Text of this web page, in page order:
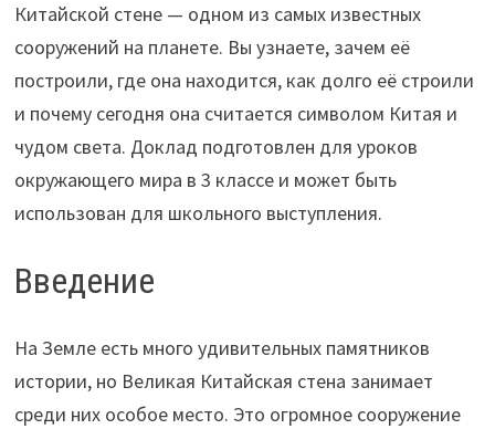
Китайской стене — одном из самых известных
сооружений на планете. Вы узнаете, зачем её
построили, где она находится, как долго её строили
и почему сегодня она считается символом Китая и
чудом света. Доклад подготовлен для уроков
окружающего мира в 3 классе и может быть
использован для школьного выступления.
Введение
На Земле есть много удивительных памятников
истории, но Великая Китайская стена занимает
среди них особое место. Это огромное сооружение